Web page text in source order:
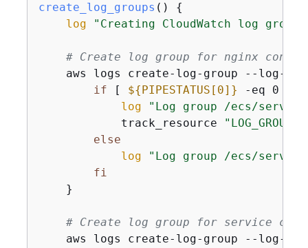
create_log_groups () {
log
"Creating CloudWatch log
# Create log group for nginx
aws logs create-log-group --log-
if [ ${PIPESTATUS[0]} -eq 0 ];
log
"Log group /ecs/
            track_resource
else
log
"Log group /ecs/
fi
    }
# Create log group for service
aws logs create-log-group --log-